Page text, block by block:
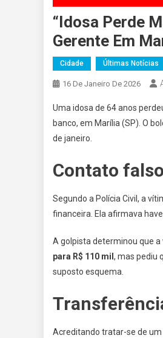
“Idosa Perde
Gerente Em
Cidade Últimas Notícias
16 De Janeiro De 2026
Uma idosa de 64 anos
banco, em Marília (SP). O
de janeiro.
Contato
Segundo a Polícia Civil, a
financeira. Ela afirmava
A golpista determinou que
para R$ 110 mil , mas pediu
suposto esquema.
Acreditando tratar-se de